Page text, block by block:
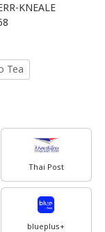
KNEALE
Tea
Thai Post
blueplus+